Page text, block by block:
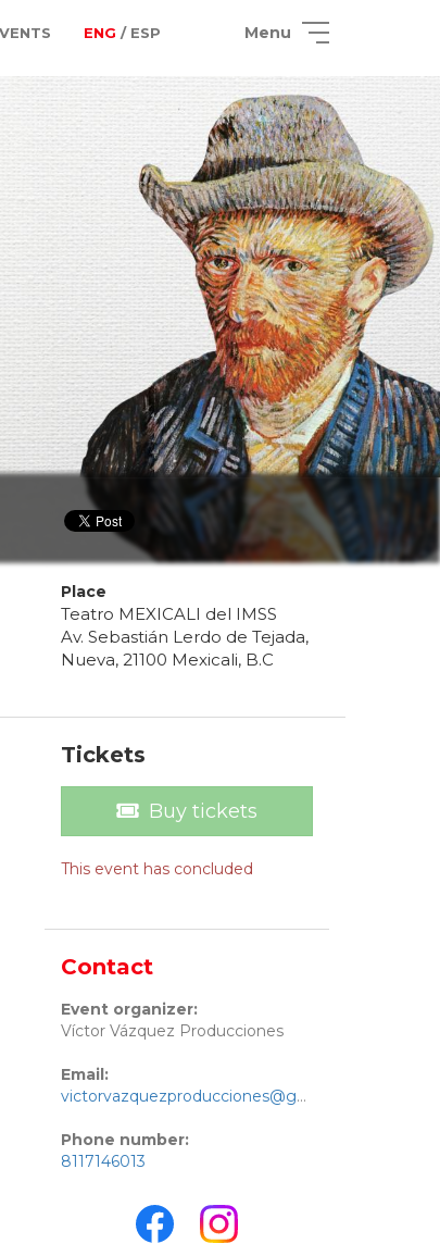
ENG / ESP Menu
Place
Teatro MEXICALI del IMSS
Av. Sebastián Lerdo de Tejada,
Nueva, 21100 Mexicali, B.C
Tickets
Buy tickets
This event has concluded
Contact
Event organizer:
Víctor Vázquez Producciones
Email:
victorvazquezproducciones@gmail.com
Phone number:
8117146013